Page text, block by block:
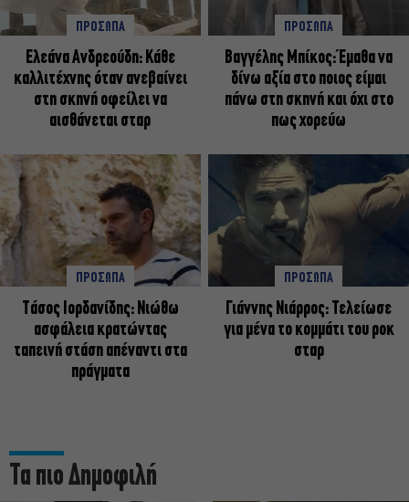
ΠΡΟΣΩΠΑ
Ελεάνα Ανδρεούδη: Κάθε
καλλιτέχνης όταν ανεβαίνει
στη σκηνή οφείλει να
αισθάνεται σταρ
ΠΡΟΣΩΠΑ
Βαγγέλης Μπίκος: Έμαθα να
δίνω αξία στο ποιος είμαι
πάνω στη σκηνή και όχι στο
πως χορεύω
ΠΡΟΣΩΠΑ
Tάσος Ιορδανίδης: Νιώθω
ασφάλεια κρατώντας
ταπεινή στάση απέναντι στα
πράγματα
ΠΡΟΣΩΠΑ
Γιάννης Νιάρρος: Τελείωσε
για μένα το κομμάτι του ροκ
σταρ
Τα πιο Δημοφιλή